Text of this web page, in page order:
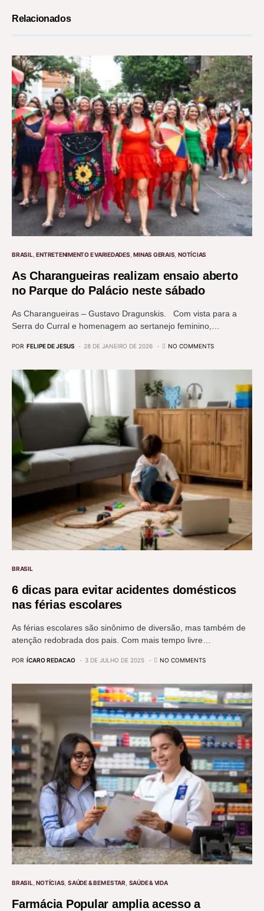
Relacionados
BRASIL ENTRETENIMENTO E VARIEDADES MINAS GERAIS NOTÍCIAS
As Charangueiras realizam ensaio aberto
no Parque do Palácio neste sábado
As Charangueiras – Gustavo Dragunskis. Com vista para a
Serra do Curral e homenagem ao sertanejo feminino,…
POR FELIPE DE JESUS 28 DE JANEIRO DE 2026 NO COMMENTS
BRASIL
6 dicas para evitar acidentes domésticos
nas férias escolares
As férias escolares são sinônimo de diversão, mas também de
atenção redobrada dos pais. Com mais tempo livre…
POR ÍCARO REDACAO 3 DE JULHO DE 2025 NO COMMENTS
BRASIL NOTÍCIAS SAÚDE & BEM ESTAR SAÚDE & VIDA
Farmácia Popular amplia acesso a